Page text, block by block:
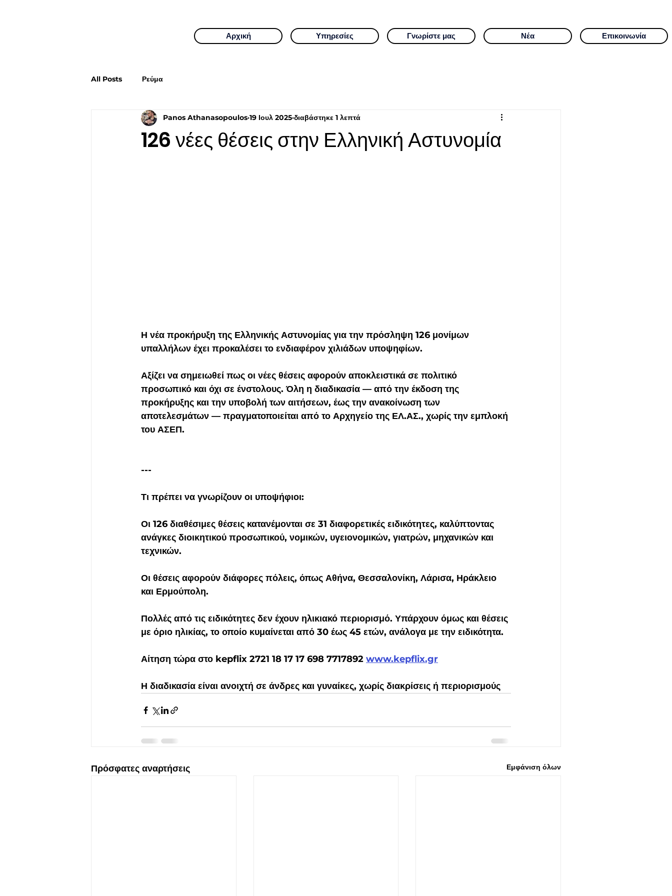
Αρχική Υπηρεσίες Γνωρίστε μας Νέα Επικοινωνία
All Posts Ρεύμα
126 νέες θέσεις στην Ελληνική Αστυνομία
Panos Athanasopoulos 19 Ιουλ 2025 διαβάστηκε 1 λεπτά
Η νέα προκήρυξη της Ελληνικής Αστυνομίας για την πρόσληψη 126 μονίμων
υπαλλήλων έχει προκαλέσει το ενδιαφέρον χιλιάδων υποψηφίων.
Αξίζει να σημειωθεί πως οι νέες θέσεις αφορούν αποκλειστικά σε πολιτικό
προσωπικό και όχι σε ένστολους. Όλη η διαδικασία — από την έκδοση της
προκήρυξης και την υποβολή των αιτήσεων, έως την ανακοίνωση των
αποτελεσμάτων — πραγματοποιείται από το Αρχηγείο της ΕΛ.ΑΣ., χωρίς την εμπλοκή
του ΑΣΕΠ.
---
Τι πρέπει να γνωρίζουν οι υποψήφιοι:
Οι 126 διαθέσιμες θέσεις κατανέμονται σε 31 διαφορετικές ειδικότητες, καλύπτοντας
ανάγκες διοικητικού προσωπικού, νομικών, υγειονομικών, γιατρών, μηχανικών και
τεχνικών.
Οι θέσεις αφορούν διάφορες πόλεις, όπως Αθήνα, Θεσσαλονίκη, Λάρισα, Ηράκλειο
και Ερμούπολη.
Πολλές από τις ειδικότητες δεν έχουν ηλικιακό περιορισμό. Υπάρχουν όμως και θέσεις
με όριο ηλικίας, το οποίο κυμαίνεται από 30 έως 45 ετών, ανάλογα με την ειδικότητα.
Αίτηση τώρα στο kepflix 2721 18 17 17 698 7717892 www.kepflix.gr
Η διαδικασία είναι ανοιχτή σε άνδρες και γυναίκες, χωρίς διακρίσεις ή περιορισμούς
Πρόσφατες αναρτήσεις Εμφάνιση όλων